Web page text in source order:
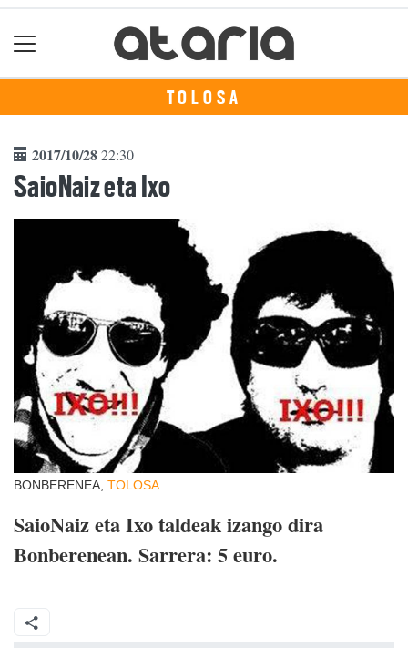
TOLOSA
2017/10/2822:30
SaioNaiz eta Ixo
BONBERENEA, TOLOSA
SaioNaiz eta Ixo taldeak izango dira
Bonberenean. Sarrera: 5 euro.